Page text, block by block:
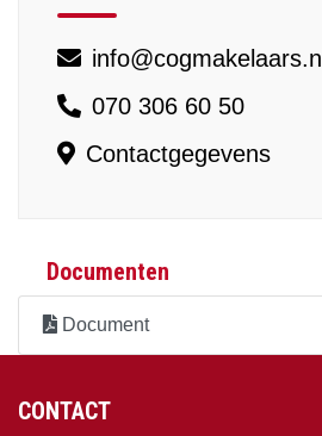
info@cogmakelaars.nl
070 306 60 50
Contactgegevens
Documenten
Document
CONTACT